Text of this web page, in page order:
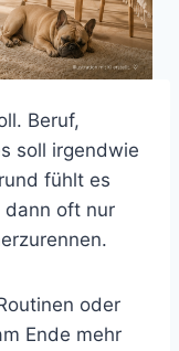
Beruf,
soll irgendwie
fühlt es
dann oft nur
oder
Ende mehr